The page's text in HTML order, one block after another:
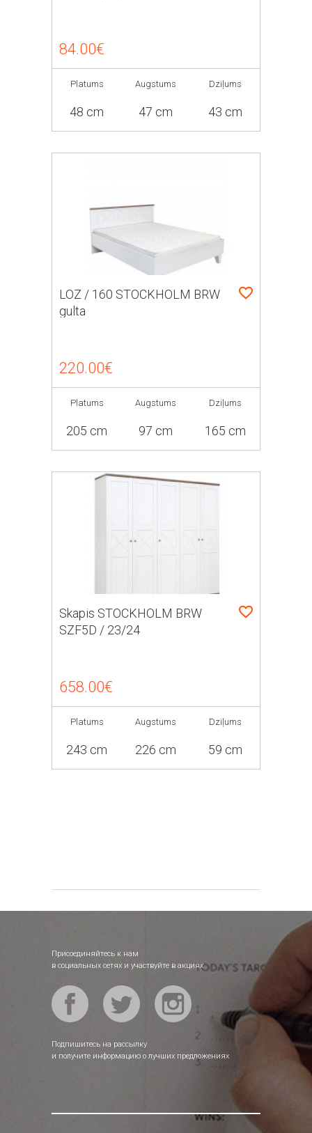
84.00€
Platums
48 cm
Augstums
47 cm
Dziļums
43 cm
LOZ / 160 STOCKHOLM BRW
gulta
220.00€
Platums
205 cm
Augstums
97 cm
Dziļums
165 cm
Skapis STOCKHOLM BRW
SZF5D / 23/24
658.00€
Platums
243 cm
Augstums
226 cm
Dziļums
59 cm
Присоединяйтесь к нам
в социальных сетях и участвуйте в акциях
Подпишитесь на рассылку
и получите информацию о лучших предложениях